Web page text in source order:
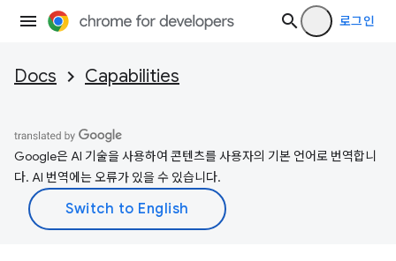
로그인
Docs Capabilities
Google은 AI 기술을 사용하여 콘텐츠를 사용자의 기본 언어로 번역합니
다. AI 번역에는 오류가 있을 수 있습니다.